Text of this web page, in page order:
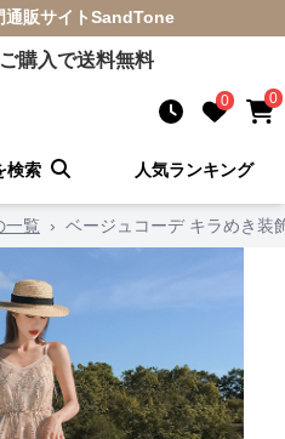
通販サイトSandTone
購入で送料無料
0 0
検索 人気ランキング
一覧 › ベージュコーデ キラめき装